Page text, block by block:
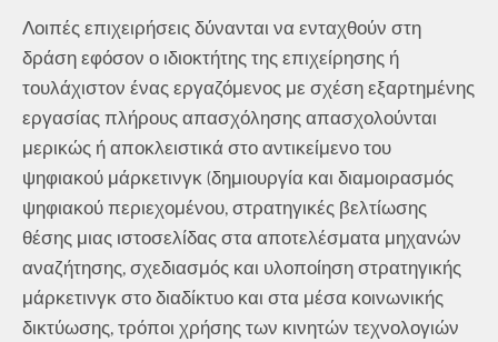
Λοιπές επιχειρήσεις δύνανται να ενταχθούν στη
δράση εφόσον ο ιδιοκτήτης της επιχείρησης ή
τουλάχιστον ένας εργαζόμενος με σχέση εξαρτημένης
εργασίας πλήρους απασχόλησης απασχολούνται
μερικώς ή αποκλειστικά στο αντικείμενο του
ψηφιακού μάρκετινγκ (δημιουργία και διαμοιρασμός
ψηφιακού περιεχομένου, στρατηγικές βελτίωσης
θέσης μιας ιστοσελίδας στα αποτελέσματα μηχανών
αναζήτησης, σχεδιασμός και υλοποίηση στρατηγικής
μάρκετινγκ στο διαδίκτυο και στα μέσα κοινωνικής
δικτύωσης, τρόποι χρήσης των κινητών τεχνολογιών